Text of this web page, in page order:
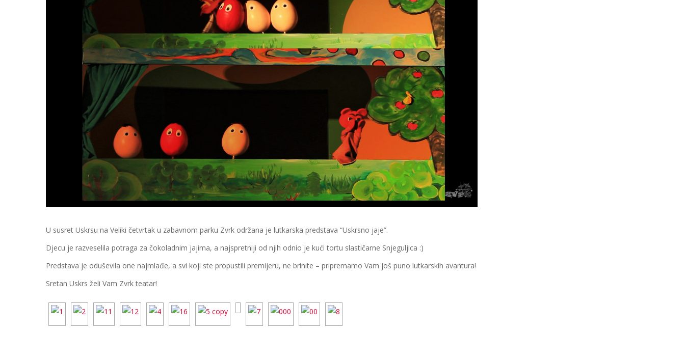
U susret Uskrsu na Veliki četvrtak u zabavnom parku Zvrk održana je lutkarska predstava “Uskrsno jaje”.
Djecu je razveselila potraga za čokoladnim jajima, a najspretniji od njih odnio je kući tortu slastičarne Snjeguljica :)
Predstava je oduševila one najmlađe, a svi koji ste propustili premijeru, ne brinite – pripremamo Vam još puno lutkarskih avantura!
Sretan Uskrs želi Vam Zvrk teatar!